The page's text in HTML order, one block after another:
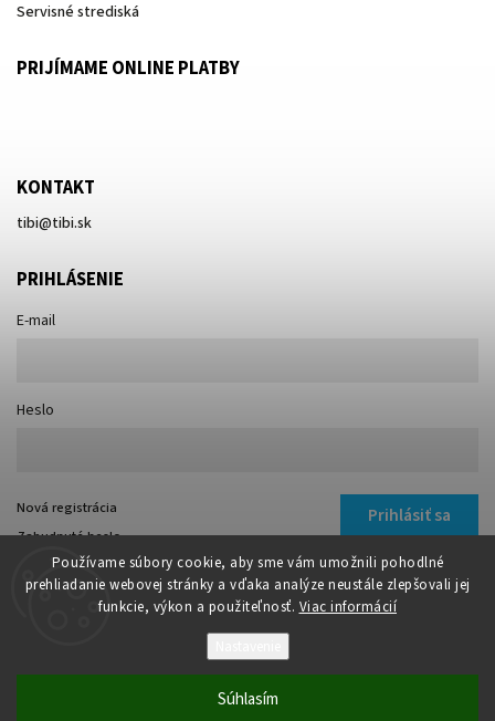
Používame súbory cookie, aby sme vám umožnili pohodlné
prehliadanie webovej stránky a vďaka analýze neustále zlepšovali jej
funkcie, výkon a použiteľnosť. Viac informácií
Súhlasím
Servisné strediská
PRIJÍMAME ONLINE PLATBY
KONTAKT
tibi@tibi.sk
PRIHLÁSENIE
E-mail
Heslo
Prihlásiť sa
Nová registrácia
Zabudnuté heslo
TIBI. Všetky práva vyhradené.